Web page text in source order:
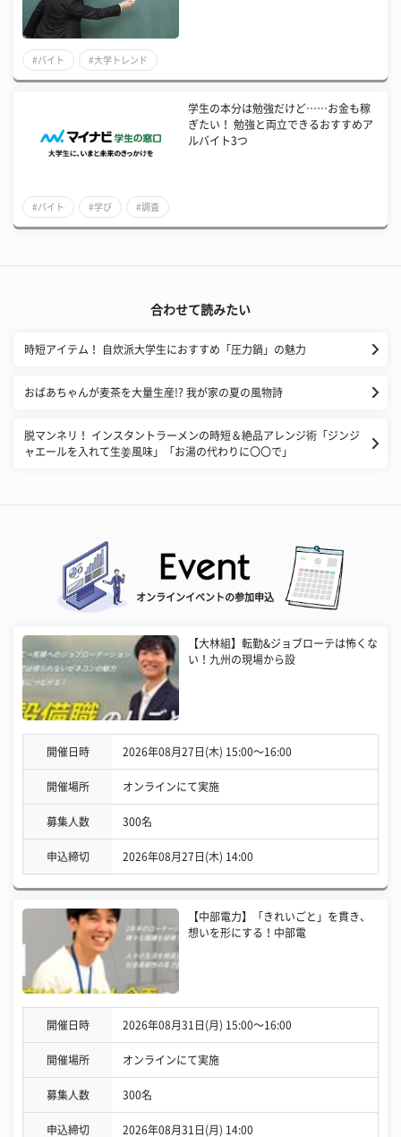
#バイト #大学トレンド
学生の本分は勉強だけど……お金も稼
ぎたい！ 勉強と両立できるおすすめア
ルバイト3つ
#バイト #学び #調査
合わせて読みたい
時短アイテム！ 自炊派大学生におすすめ「圧力鍋」の魅力
おばあちゃんが麦茶を大量生産!? 我が家の夏の風物詩
脱マンネリ！ インスタントラーメンの時短＆絶品アレンジ術「ジンジ
ャエールを入れて生姜風味」「お湯の代わりに〇〇で」
オンラインイベントの参加申込
【大林組】転勤&ジョブローテは怖くな
い！九州の現場から設
開催日時 2026年08月27日(木) 15:00〜16:00
開催場所 オンラインにて実施
募集人数 300名
申込締切 2026年08月27日(木) 14:00
【中部電力】「きれいごと」を貫き、
想いを形にする！中部電
開催日時 2026年08月31日(月) 15:00〜16:00
開催場所 オンラインにて実施
募集人数 300名
申込締切 2026年08月31日(月) 14:00